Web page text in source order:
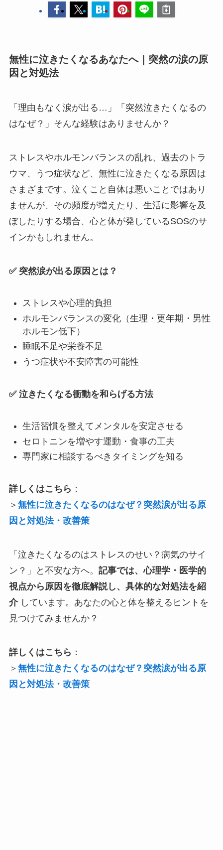
無性に泣きたくなるあなたへ｜突然の涙の原
因と対処法
「理由もなく涙が出る…」「突然泣きたくなるの
はなぜ？」そんな経験はありませんか？
ストレスやホルモンバランスの乱れ、過去のトラ
ウマ、うつ症状など、無性に泣きたくなる原因は
さまざまです。泣くこと自体は悪いことではあり
ませんが、その頻度が増えたり、生活に影響を及
ぼしたりする場合、心と体が発しているSOSのサ
インかもしれません。
✅ 突然涙が出る原因とは？
ストレスや心理的負担
ホルモンバランスの変化（生理・更年期・男性
ホルモン低下）
睡眠不足や栄養不足
うつ症状や不安障害の可能性
✅ 泣きたくなる衝動を和らげる方法
生活習慣を整えてメンタルを安定させる
セロトニンを増やす運動・食事の工夫
専門家に相談するべきタイミングを知る
詳しくはこちら ：
＞ 無性に泣きたくなるのはなぜ？突然涙が出る原
因と対処法・改善策
「泣きたくなるのはストレスのせい？病気のサイ
ン？」と不安な方へ。 記事では、心理学・医学的
視点から原因を徹底解説し、具体的な対処法を紹
介しています。あなたの心と体を整えるヒントを
見つけてみませんか？
詳しくはこちら ：
＞ 無性に泣きたくなるのはなぜ？突然涙が出る原
因と対処法・改善策